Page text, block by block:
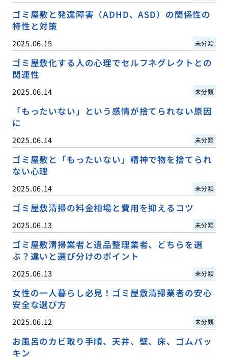
ゴミ屋敷と発達障害（ADHD、ASD）の関係性の
特性と対策
2025.06.15 未分類
ゴミ屋敷化する人の心理でセルフネグレクトとの
関連性
2025.06.14 未分類
「もったいない」という感情が捨てられない原因
に
2025.06.14 未分類
ゴミ屋敷と「もったいない」精神で物を捨てられ
ない心理
2025.06.14 未分類
ゴミ屋敷清掃の料金相場と費用を抑えるコツ
2025.06.13 未分類
ゴミ屋敷清掃業者と遺品整理業者、どちらを選
ぶ？違いと選び分けのポイント
2025.06.13 未分類
女性の一人暮らし必見！ゴミ屋敷清掃業者の安心
安全な選び方
2025.06.12 未分類
お風呂のカビ取り手順、天井、壁、床、ゴムパッ
キン